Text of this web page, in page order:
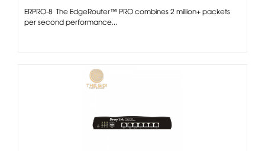
ERPRO-8 The EdgeRouter™ PRO combines 2 million+ packets
per second performance...